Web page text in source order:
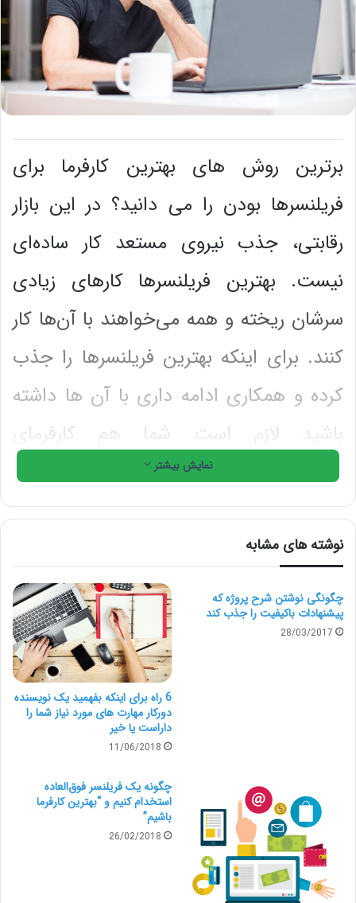
برترین روش های بهترین کارفرما برای
فریلنسرها بودن را می دانید؟ در این بازار
رقابتی، جذب نیروی مستعد کار ساده‌ای
نیست. بهترین فریلنسرها کارهای زیادی
سرشان ریخته و همه می‌خواهند با آن‌ها کار
کنند. برای اینکه بهترین فریلنسرها را جذب
کرده و همکاری ادامه داری با آن ها داشته
باشید لازم است شما هم کارفرمای
فوق‌العاده‌ای باشید.
این به‌ویژه در دنیای امروزی که از رسانه‌های
اجتماعی و دیگر ابزارهای ارتباطی اشباع‌شده،
واژه‌ها به‌سرعت منتقل می‌شوند و یک نفر
می‌تواند به‌سرعت خوش‌نام شده (یا به
اعتبارش خدشه وارد شود) صادق است. با
توجه به توضیحات مذکور بران شدیم تا
توصیه‌هایی را که از فریلنسرها و کارفرماها در
مورد ویژگی‌های کارفرمای خوب در سایت
پارس فریلنسر شنیده‌ایم با شما به اشتراک
بگذاریم.
نمایش بیشتر
نوشته های مشابه
چگونگی نوشتن شرح پروژه که
پیشنهادات باکیفیت را جذب کند
28/03/2017
6 راه برای اینکه بفهمید یک نویسنده
دورکار مهارت های مورد نیاز شما را
داراست یا خیر
11/06/2018
چگونه یک فریلنسر فوق‌العاده
استخدام کنیم و “بهترین کارفرما
باشیم”
26/02/2018